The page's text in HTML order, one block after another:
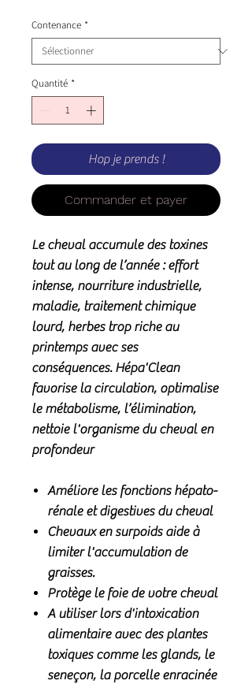
Contenance *
Quantité *
Hop je prends !
Commander et payer
Le cheval accumule des toxines
tout au long de l’année : effort
intense, nourriture industrielle,
maladie, traitement chimique
lourd, herbes trop riche au
printemps avec ses
conséquences. Hépa'Clean
favorise la circulation, optimalise
le métabolisme, l’élimination,
nettoie l'organisme du cheval en
profondeur
Améliore les fonctions hépato-
rénale et digestives du cheval
Chevaux en surpoids aide à
limiter l'accumulation de
graisses.
Protège le foie de votre cheval
A utiliser lors d'intoxication
alimentaire avec des plantes
toxiques comme les glands, le
seneçon, la porcelle enracinée